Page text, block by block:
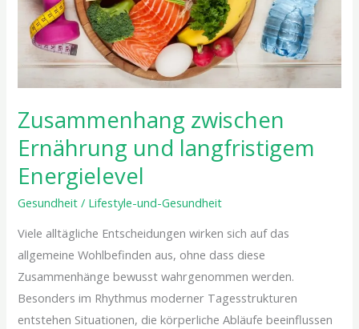
Zusammenhang zwischen
Ernährung und langfristigem
Energielevel
Gesundheit / Lifestyle-und-Gesundheit
Viele alltägliche Entscheidungen wirken sich auf das
allgemeine Wohlbefinden aus, ohne dass diese
Zusammenhänge bewusst wahrgenommen werden.
Besonders im Rhythmus moderner Tagesstrukturen
entstehen Situationen, die körperliche Abläufe beeinflussen